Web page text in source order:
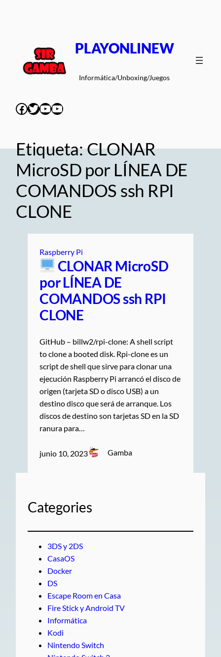
PLAYONLINEW
Informática/Unboxing/Juegos
Facebook
Twitter
YouTube
YouTube
Etiqueta:CLONAR
MicroSD por LÍNEA DE
COMANDOS ssh RPI
CLONE
Raspberry Pi
CLONAR MicroSD
por LÍNEA DE
COMANDOS ssh RPI
CLONE
GitHub – billw2/rpi-clone: A shell script
to clone a booted disk. Rpi-clone es un
script de shell que sirve para clonar una
ejecución Raspberry Pi arrancó el disco de
origen (tarjeta SD o disco USB) a un
destino disco que será de arranque. Los
discos de destino son tarjetas SD en la SD
ranura para…
junio 10, 2023 Gamba
Categories
3DS y 2DS
CasaOS
Docker
DS
Escape Room en Casa
Fire Stick y Android TV
Informática
Kodi
Nintendo Switch